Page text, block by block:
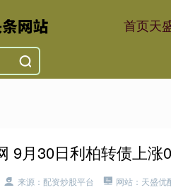
首页天
9月30日利柏转债上
来源：配资炒股平台 网站：天盛优